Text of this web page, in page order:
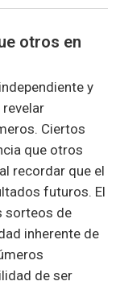
otros en
y
Ciertos
que otros
recordar que el
futuros. El
sorteos de
inherente de
de ser